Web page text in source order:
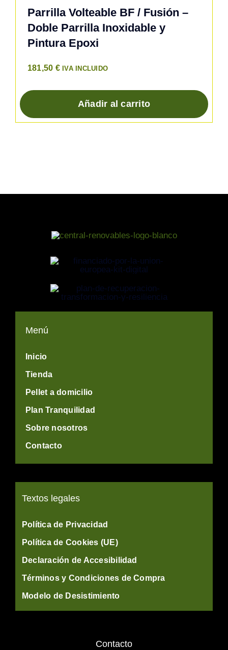
Parrilla Volteable BF / Fusión –
Doble Parrilla Inoxidable y
Pintura Epoxi
181,50 € IVA INCLUIDO
Añadir al carrito
Menú
Inicio
Tienda
Pellet a domicilio
Plan Tranquilidad
Sobre nosotros
Contacto
Textos legales
Política de Privacidad
Política de Cookies (UE)
Declaración de Accesibilidad
Términos y Condiciones de Compra
Modelo de Desistimiento
Contacto